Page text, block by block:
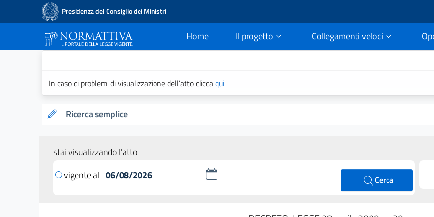
Presidenza del Consiglio dei Ministri
Home
current Il progetto Collegamenti veloci
In caso di problemi di visualizzazione dell’atto cliccaqui
Ricerca semplice
stai visualizzando l'atto
vigente al
Cerca